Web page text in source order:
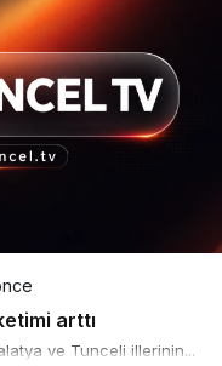
arttı
ve Tunceli illerinin...